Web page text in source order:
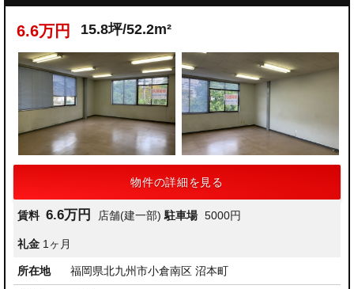
6.6万円 15.8坪/52.2m²
物件の詳細を見る
賃料 6.6万円 店舗(建一部) 駐車場 5000円
礼金 1ヶ月
所在地 福岡県北九州市小倉南区 沼本町